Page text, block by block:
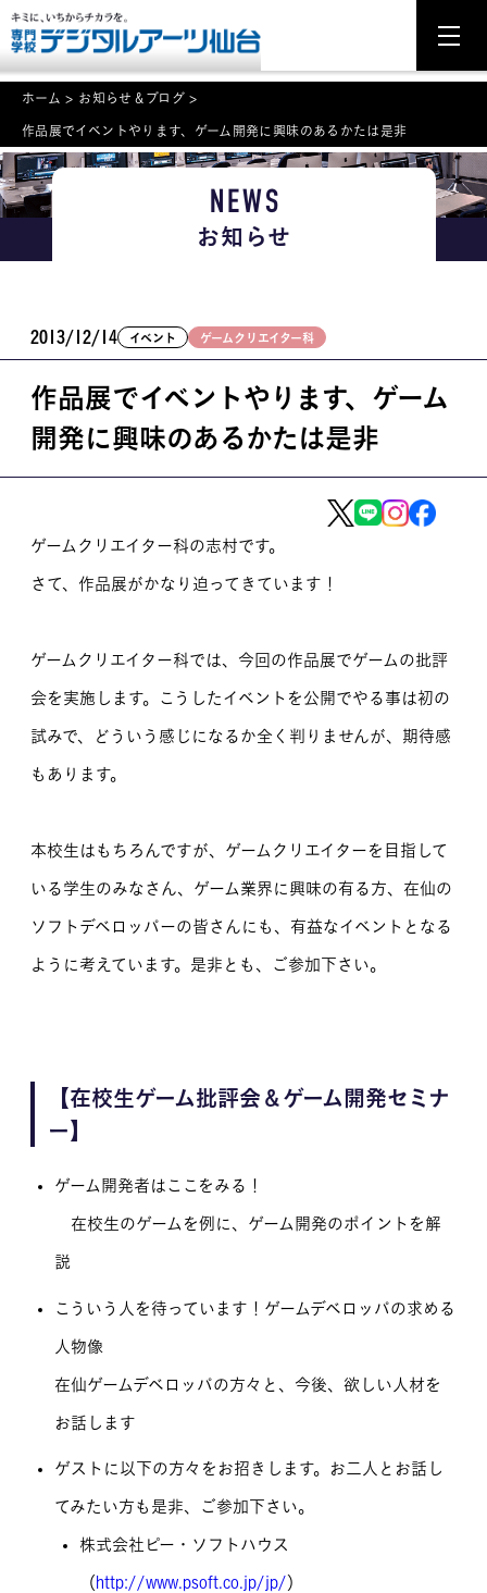
NEWS
学科・専攻案内
学校案内
イベント案内
学びの環境
留学生のみなさま
企業のみなさま
資料請求
よくある質問
個人情報保護
サイトマップ
ホーム > お知らせ＆ブログ >
作品展でイベントやります、ゲーム開発に興味のあるかたは是非
NEWS
お知らせ
2013/12/14 イベント ゲームクリエイター科
作品展でイベントやります、ゲーム
開発に興味のあるかたは是非
ゲームクリエイター科の志村です。
さて、作品展がかなり迫ってきています！
ゲームクリエイター科では、今回の作品展でゲームの批評
会を実施します。こうしたイベントを公開でやる事は初の
試みで、どういう感じになるか全く判りませんが、期待感
もあります。
本校生はもちろんですが、ゲームクリエイターを目指して
いる学生のみなさん、ゲーム業界に興味の有る方、在仙の
ソフトデベロッパーの皆さんにも、有益なイベントとなる
ように考えています。是非とも、ご参加下さい。
【在校生ゲーム批評会＆ゲーム開発セミナ
ー】
ゲーム開発者はここをみる！
在校生のゲームを例に、ゲーム開発のポイントを解
説
こういう人を待っています！ゲームデベロッパの求める
人物像
在仙ゲームデベロッパの方々と、今後、欲しい人材を
お話します
ゲストに以下の方々をお招きします。お二人とお話し
てみたい方も是非、ご参加下さい。
株式会社ピー・ソフトハウス
（ http://www.psoft.co.jp/jp/ ）